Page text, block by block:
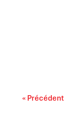
« Précédent